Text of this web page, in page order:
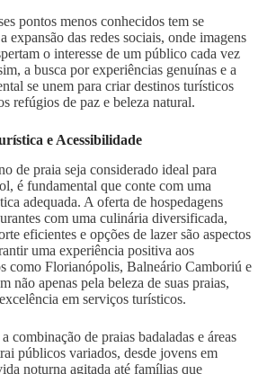
pontos menos conhecidos tem se
expansão das redes sociais, onde imagens
o interesse de um público cada vez
a busca por experiências genuínas e a
se unem para criar destinos turísticos
refúgios de paz e beleza natural.
e Acessibilidade
de praia seja considerado ideal para
é fundamental que conte com uma
adequada. A oferta de hospedagens
com uma culinária diversificada,
eficientes e opções de lazer são aspectos
uma experiência positiva aos
como Florianópolis, Balneário Camboriú e
não apenas pela beleza de suas praias,
em serviços turísticos.
combinação de praias badaladas e áreas
públicos variados, desde jovens em
noturna agitada até famílias que